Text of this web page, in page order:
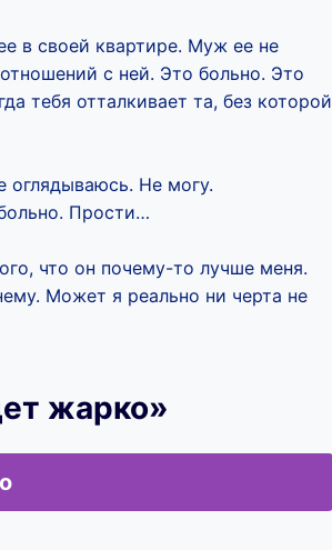
в своей квартире. Муж ее не
с ней. Это больно. Это
тебя отталкивает та, без которой
Не могу.
Прости…
что он почему-то лучше меня.
Может я реально ни черта не
жарко»